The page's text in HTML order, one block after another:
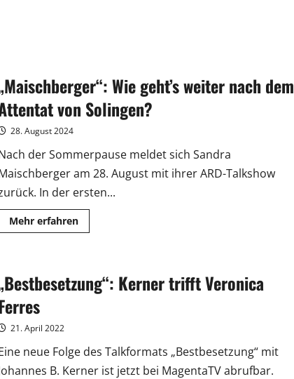
Wie geht’s weiter nach dem
von Solingen?
28. August 2024
der Sommerpause meldet sich Sandra
am 28. August mit ihrer ARD-Talkshow
In der ersten...
Mehr erfahrenMehr
Informationen
weiter
nach
dem
Kerner trifft Veronica
21. April 2022
neue Folge des Talkformats „Bestbesetzung“ mit
B. Kerner ist jetzt bei MagentaTV abrufbar.